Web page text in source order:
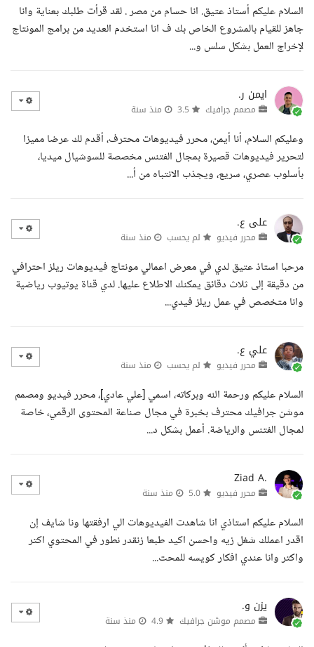
السلام عليكم أستاذ عتيق. انا حسام من مصر . لقد قرأت طلبك بعناية وانا
جاهز للقيام بالمشروع الخاص بك ف انا استخدم العديد من برامج المونتاج
لإخراج العمل بشكل سلس و...
ايمن ر.
مصمم جرافيك منذ سنة
وعليكم السلام، أنا أيمن، محرر فيديوهات محترف، أقدم لك عرضا مميزا
لتحرير فيديوهات قصيرة بمجال الفتنس مخصصة للسوشيال ميديا،
بأسلوب عصري، سريع، ويجذب الانتباه من أ...
على ع.
محرر فيديو لم يحسب منذ سنة
مرحبا استاذ عتيق لدي في معرض اعمالي مونتاج فيديوهات ريلز احترافي
من دقيقة إلى ثلاث دقائق يمكنك الاطلاع عليها. لدي قناة يوتيوب رياضية
وانا متخصص في عمل ريلز فيدي...
علي ع.
محرر فيديو لم يحسب منذ سنة
السلام عليكم ورحمة الله وبركاته، اسمي [علي عادي]، محرر فيديو ومصمم
موشن جرافيك محترف بخبرة في مجال صناعة المحتوى الرقمي، خاصة
لمجال الفتنس والرياضة. أعمل بشكل د...
Ziad A.
محرر فيديو منذ سنة
السلام عليكم استاذي انا شاهدت الفيديوهات الي ارفقتها ونا شايف إن
اقدر اعملك شغل زيه واحسن اكيد طبعا زنقدر نطور في المحتوي اكتر
واكتر وانا عندي افكار كويسه للمحت...
يزن و.
مصمم موشن جرافيك منذ سنة